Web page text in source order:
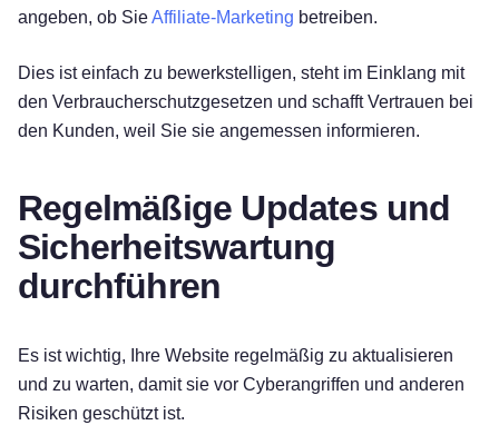
angeben, ob SieAffiliate-Marketing betreiben.
Dies ist einfach zu bewerkstelligen, steht im Einklang mit
den Verbraucherschutzgesetzen und schafft Vertrauen bei
den Kunden, weil Sie sie angemessen informieren.
Regelmäßige Updates und
Sicherheitswartung
durchführen
Es ist wichtig, Ihre Website regelmäßig zu aktualisieren
und zu warten, damit sie vor Cyberangriffen und anderen
Risiken geschützt ist.